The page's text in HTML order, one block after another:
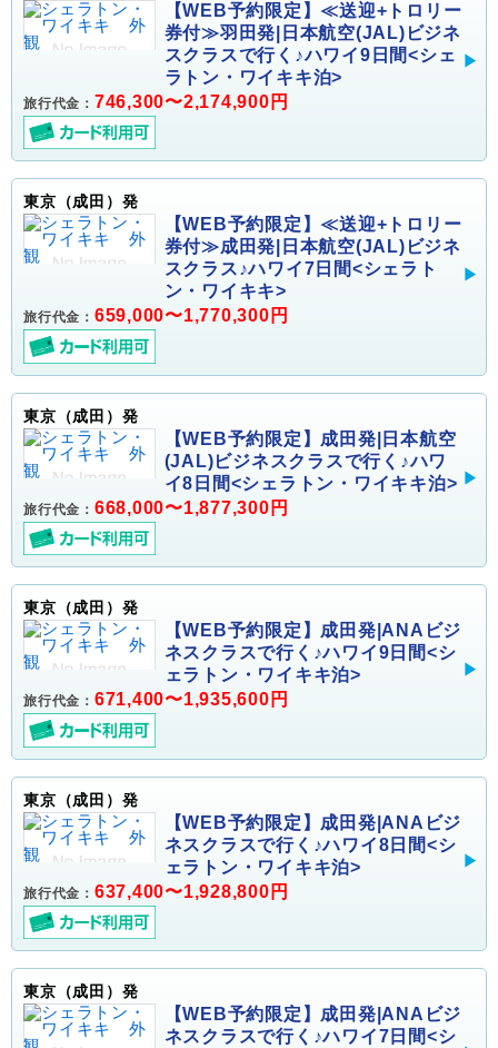
【WEB予約限定】≪送迎+トロリー
券付≫羽田発|日本航空(JAL)ビジネ
スクラスで行く♪ハワイ9日間<シェ
ラトン・ワイキキ泊>
旅行代金： 746,300〜2,174,900円
東京（成田）発
【WEB予約限定】≪送迎+トロリー
券付≫成田発|日本航空(JAL)ビジネ
スクラス♪ハワイ7日間<シェラト
ン・ワイキキ>
旅行代金： 659,000〜1,770,300円
東京（成田）発
【WEB予約限定】成田発|日本航空
(JAL)ビジネスクラスで行く♪ハワ
イ8日間<シェラトン・ワイキキ泊>
旅行代金： 668,000〜1,877,300円
東京（成田）発
【WEB予約限定】成田発|ANAビジ
ネスクラスで行く♪ハワイ9日間<シ
ェラトン・ワイキキ泊>
旅行代金： 671,400〜1,935,600円
東京（成田）発
【WEB予約限定】成田発|ANAビジ
ネスクラスで行く♪ハワイ8日間<シ
ェラトン・ワイキキ泊>
旅行代金： 637,400〜1,928,800円
東京（成田）発
【WEB予約限定】成田発|ANAビジ
ネスクラスで行く♪ハワイ7日間<シ